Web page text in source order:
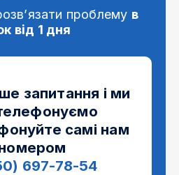
проблему в
від 1 дня
запитання і ми
самі нам
697-78-54